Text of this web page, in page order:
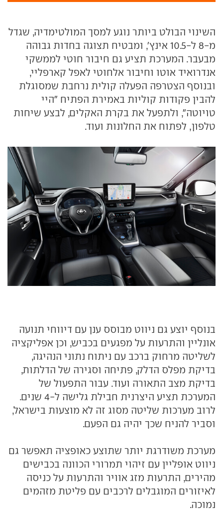
השינוי הבולט ביותר נוגע למסך המולטימדיה, שגדל
מ-8 ל-10.5 אינץ', ומבטיח תצוגה בחדות גבוהה
מבעבר. המערכת תציע גם חיבור חוטי לממשקי
אנדרואיד אוטו וחיבור אלחוטי לאפל קארפליי,
ובנוסף הצטרפה הפעלה קולית נרחבת שמסוגלת
להבין פקודות קוליות באמירת הפתיח "היי
טויוטה", ולתפעל את בקרת האקלים, לבצע שיחות
טלפון, לפתוח את החלונות ועוד.
בנוסף יוצע גם ניווט מבוסס ענן עם דיווחי תנועה
אונליין והתרעות על מפגעים בכביש, וכן אפליקציה
לשליטה מרחוק ברכב עם ניתוח נתוני הנהיגה,
בדיקת מפלס הדלק, פתיחה וסגירה של הדלתות,
בדיקת מצב התאורה ועוד. עבור התפעול של
המערכת תציע היצרנית חבילת גלישה ל-4 שנים.
לרוב מערכות שליטה מסוג זה לא מוצעות בישראל,
וסביר להניח שכך יהיה גם הפעם.
מערכת משודרגת יותר שתוצע כאופציה תאפשר גם
ניווט אופליין עם זיהוי תמרורי הכוונה בכבישים
מהירים, התרעות מזג אוויר והתרעות על כניסה
לאיזורים המוגבלים לרכבים עם פליטת מזהמים
נמוכה.